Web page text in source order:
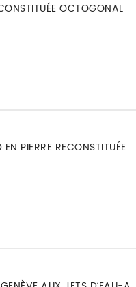
OCTOGONAL
PIERRE RECONSTITUÉE